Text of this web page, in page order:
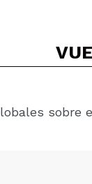
sobre